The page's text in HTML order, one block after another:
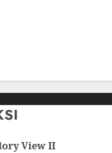
2026 0
View II